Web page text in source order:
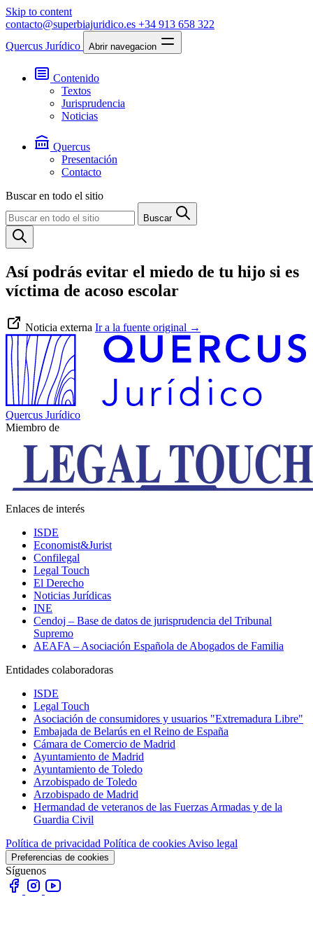
Skip to content
contacto@superbiajuridico.es +34 913 658 322
Quercus Jurídico
Abrir navegacion
Contenido
Textos
Jurisprudencia
Noticias
Quercus
Presentación
Contacto
Buscar en todo el sitio
Buscar
Así podrás evitar el miedo de tu hijo si es
víctima de acoso escolar
Noticia externa Ir a la fuente original →
Quercus Jurídico
Miembro de
Enlaces de interés
ISDE
Economist&Jurist
Confilegal
Legal Touch
El Derecho
Noticias Jurídicas
INE
Cendoj – Base de datos de jurisprudencia del Tribunal
Supremo
AEAFA – Asociación Española de Abogados de Familia
Entidades colaboradoras
ISDE
Legal Touch
Asociación de consumidores y usuarios "Extremadura Libre"
Embajada de Belarús en el Reino de España
Cámara de Comercio de Madrid
Ayuntamiento de Madrid
Ayuntamiento de Toledo
Arzobispado de Toledo
Arzobispado de Madrid
Hermandad de veteranos de las Fuerzas Armadas y de la
Guardia Civil
Política de privacidad Política de cookies Aviso legal
Preferencias de cookies
Síguenos